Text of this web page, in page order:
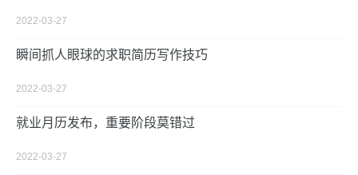
2022-03-27
瞬间抓人眼球的求职简历写作技巧
2022-03-27
就业月历发布，重要阶段莫错过
2022-03-27